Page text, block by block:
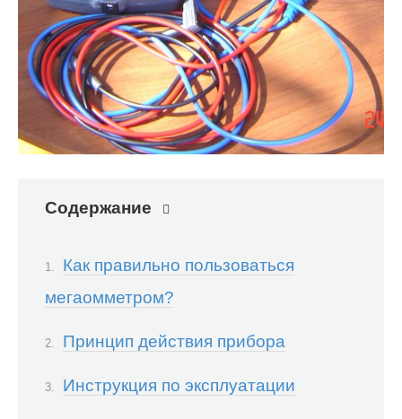
Содержание
Как правильно пользоваться
мегаомметром?
Принцип действия прибора
Инструкция по эксплуатации